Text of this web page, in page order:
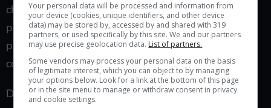
che la sua ex ha una storia con Behram. Ma presto
potrebbe anche dover subire un altro affronto da
parte della donna amata. Intanto c’è Selin che
continua a stargli dietro…
Dopo aver rifiutato Tolga, Oylum confesserà
Your personal data will be processed and information from
your device (cookies, unique identifiers, and other device
data) may be stored by, accessed by and shared with 319
partners, or used specifically by this site. We and our partners
may use precise geolocation data. List of partners.
Some vendors may process your personal data on the basis
of legitimate interest, which you can object to by managing
your options below. Look for a link at the bottom of this page
or in the site menu to manage or withdraw consent in privacy
and cookie settings.